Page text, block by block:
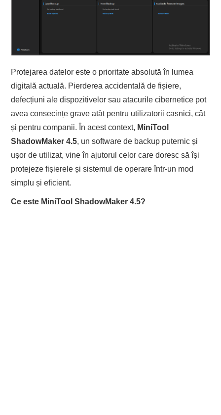
Protejarea datelor este o prioritate absolută în lumea
digitală actuală. Pierderea accidentală de fișiere,
defecțiuni ale dispozitivelor sau atacurile cibernetice pot
avea consecințe grave atât pentru utilizatorii casnici, cât
și pentru companii. În acest context, MiniTool
ShadowMaker 4.5, un software de backup puternic și
ușor de utilizat, vine în ajutorul celor care doresc să își
protejeze fișierele și sistemul de operare într-un mod
simplu și eficient.
Ce este MiniTool ShadowMaker 4.5?